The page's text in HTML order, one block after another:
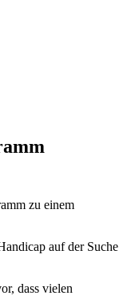
zu einem
auf der Suche
dass vielen